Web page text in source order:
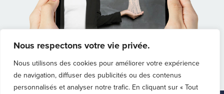
Nous respectons votre vie privée.
Nous utilisons des cookies pour améliorer votre expérience
de navigation, diffuser des publicités ou des contenus
personnalisés et analyser notre trafic. En cliquant sur « Tout